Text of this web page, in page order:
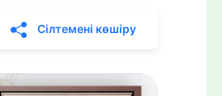
Сілтемені көшіру